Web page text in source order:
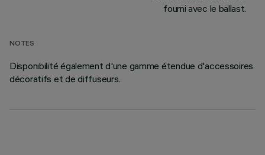
fourni avec le ballast.
NOTES
Disponibilité également d'une gamme étendue d'accessoires
décoratifs et de diffuseurs.